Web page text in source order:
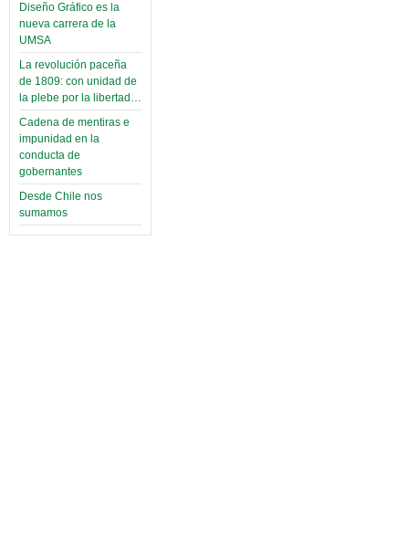
Diseño Gráfico es la
nueva carrera de la
UMSA
La revolución paceña
de 1809: con unidad de
la plebe por la libertad…
Cadena de mentiras e
impunidad en la
conducta de
gobernantes
Desde Chile nos
sumamos